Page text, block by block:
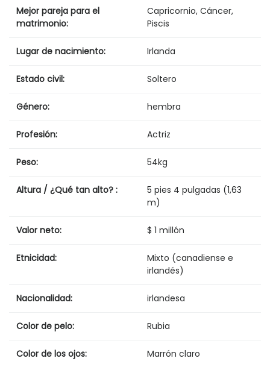
Mejor pareja para el
matrimonio:
Capricornio, Cáncer,
Piscis
Lugar de nacimiento: Irlanda
Estado civil: Soltero
Género: hembra
Profesión: Actriz
Peso: 54kg
Altura / ¿Qué tan alto? :
5 pies 4 pulgadas (1,63
m)
Valor neto: $ 1 millón
Etnicidad:
Mixto (canadiense e
irlandés)
Nacionalidad: irlandesa
Color de pelo: Rubia
Color de los ojos: Marrón claro